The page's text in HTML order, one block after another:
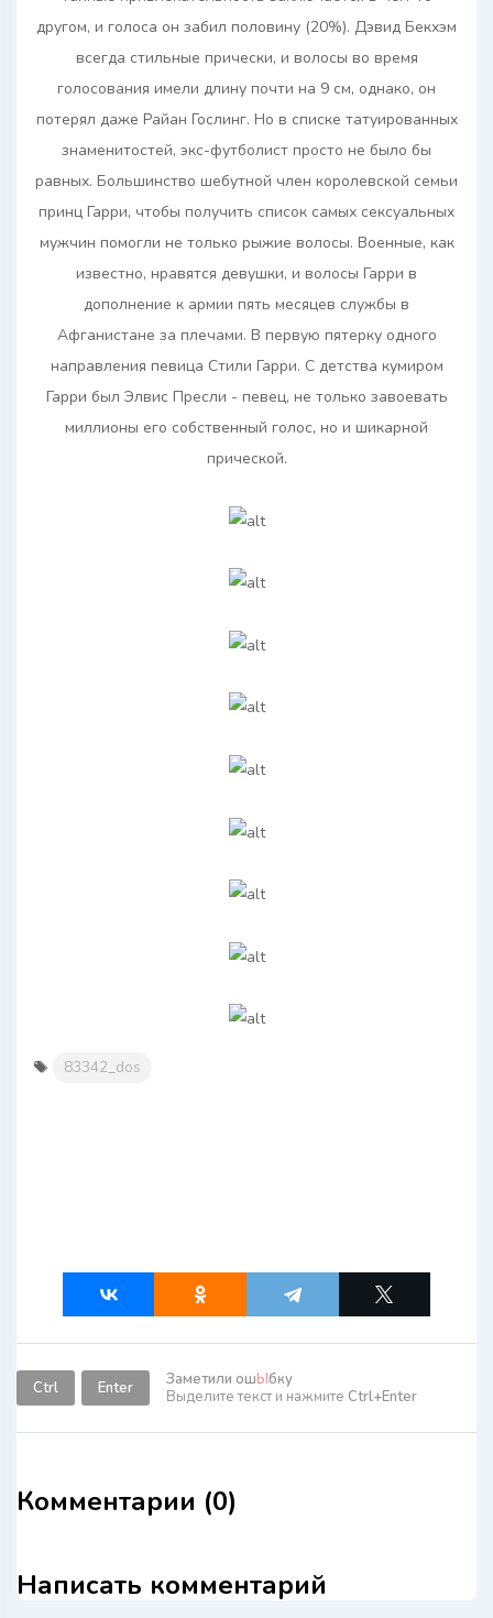
83342_dos
Ctrl Enter Заметили ошЫбку
Выделите текст и нажмите Ctrl+Enter
Комментарии (0)
Написать комментарий